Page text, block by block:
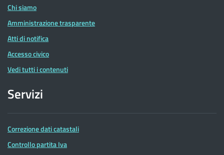
Chi siamo
Amministrazione trasparente
Atti di notifica
Accesso civico
Vedi tutti i contenuti
Servizi
Correzione dati catastali
Controllo partita Iva